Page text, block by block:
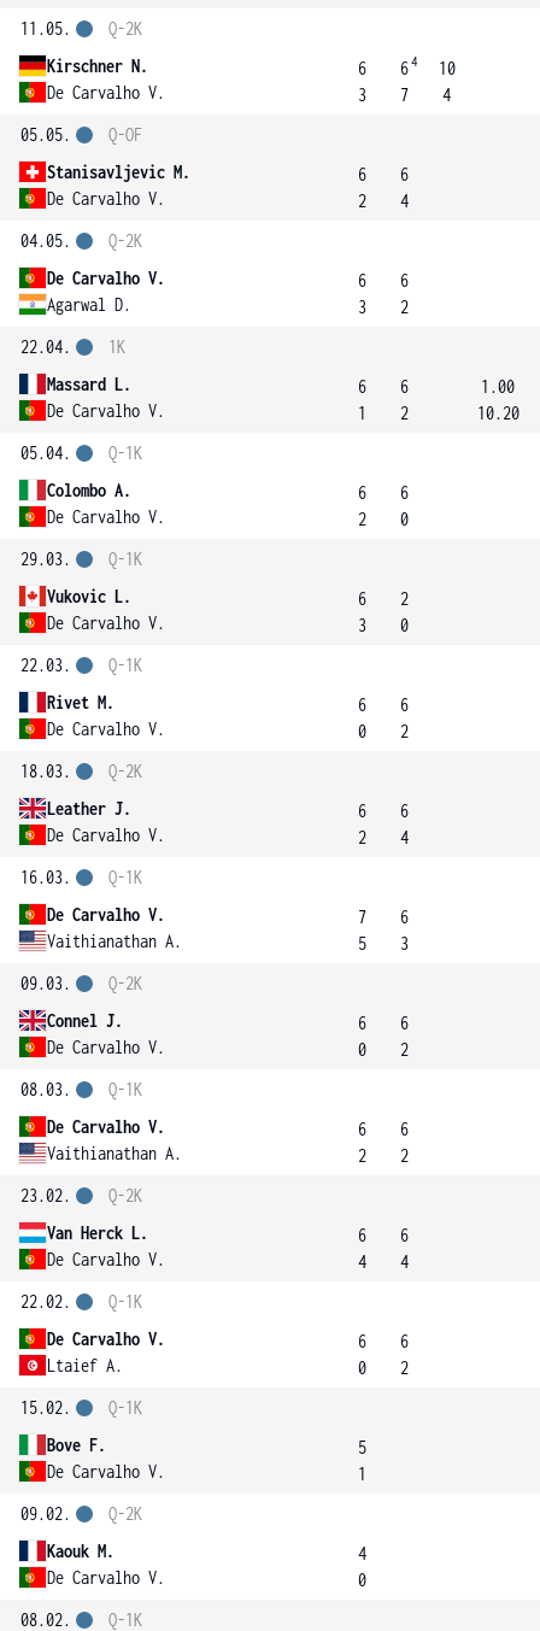
11.05.
Kirschner N.
De Carvalho V.
Q-2K
6
3
64
7
10
4
05.05.
Stanisavljevic M.
De Carvalho V.
Q-OF
6
2
6
4
04.05.
De Carvalho V.
Agarwal D.
Q-2K
6
3
6
2
22.04.
Massard L.
De Carvalho V.
1K
6
1
6
2
1.00
10.20
05.04.
Colombo A.
De Carvalho V.
Q-1K
6
2
6
0
29.03.
Vukovic L.
De Carvalho V.
Q-1K
6
3
2
0
22.03.
Rivet M.
De Carvalho V.
Q-1K
6
0
6
2
18.03.
Leather J.
De Carvalho V.
Q-2K
6
2
6
4
16.03.
De Carvalho V.
Vaithianathan A.
Q-1K
7
5
6
3
09.03.
Connel J.
De Carvalho V.
Q-2K
6
0
6
2
08.03.
De Carvalho V.
Vaithianathan A.
Q-1K
6
2
6
2
23.02.
Van Herck L.
De Carvalho V.
Q-2K
6
4
6
4
22.02.
De Carvalho V.
Ltaief A.
Q-1K
6
0
6
2
15.02.
Bove F.
De Carvalho V.
Q-1K
5
1
09.02.
Kaouk M.
De Carvalho V.
Q-2K
4
0
08.02.
Q-1K